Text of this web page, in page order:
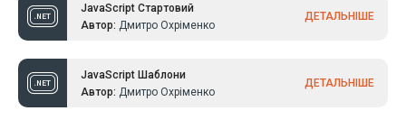
JavaScript Стартовий
Автор: Дмитро Охріменко
ДЕТАЛЬНІШЕ
JavaScript Шаблони
Автор: Дмитро Охріменко
ДЕТАЛЬНІШЕ